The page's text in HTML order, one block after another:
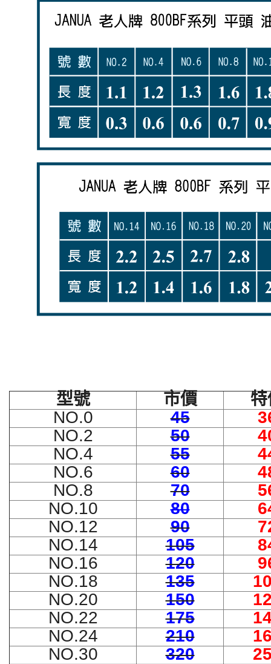
型號 市價
特
NO.0
45
NO.2
50
NO.4
55
NO.6
60
NO.8
70
NO.10
80
NO.12
90
NO.14
105
NO.16
120
NO.18
135
NO.20
150
NO.22
175
NO.24
210
NO.30
320